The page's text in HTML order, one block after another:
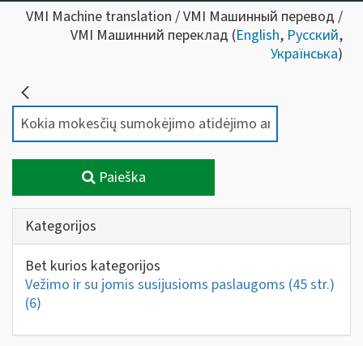
VMI Machine translation / VMI Машинный перевод /
VMI Машинний переклад (English, Русский,
Українська)
Paieška
Kategorijos
Bet kurios kategorijos
Vežimo ir su jomis susijusioms paslaugoms (45 str.)
(6)